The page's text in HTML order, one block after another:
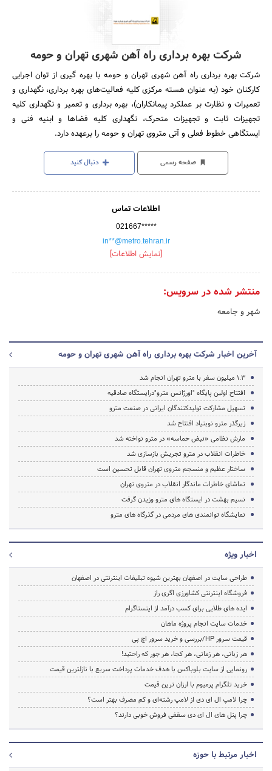
شرکت بهره برداری راه آهن شهری تهران و حومه
شرکت بهره برداری راه آهن شهری تهران و حومه با بهره گیری از توان اجرایی
کارکنان خود (به عنوان هسته مرکزی کلیه فعالیت‌های بهره برداری، نگهداری و
تعمیرات و نظارت بر عملکرد پیمانکاران)، بهره برداری و تعمیر و نگهداری کلیه
تجهیزات ثابت و تجهیزات متحرک، نگهداری کلیه فضا‌ها و ابنیه فنی و
ایستگاهی خطوط فعلی و آتی متروی تهران و حومه را برعهده دارد.
صفحه رسمی دنبال کنید
اطلاعات تماس
021667*****
in**@metro.tehran.ir
[نمایش اطلاعات]
منتشر شده در سرویس:
شهر و جامعه
آخرین اخبار شرکت بهره برداری راه آهن شهری تهران و حومه
1.3 میلیون سفر با مترو تهران انجام شد
افتتاح اولین پایگاه "اورژانس مترو"درایستگاه صادقیه
تسهیل مشارکت تولیدکنندگان ایرانی در صنعت مترو
زیرگذر مترو نوبنیاد افتتاح شد
مارش نظامی «نبض حماسه» در مترو نواخته شد
خاطرات انقلاب در مترو تجریش بازسازی شد
ساختار عظیم و منسجم متروی تهران قابل تحسین است
تماشای خاطرات ماندگار انقلاب در متروی تهران
نسیم بهشت در ایستگاه های مترو وزیدن گرفت
نمایشگاه توانمندی های مردمی در گذرگاه های مترو
اخبار ویژه
طراحی سایت در اصفهان بهترین شیوه تبلیغات اینترنتی در اصفهان
فروشگاه اینترنتی کشاورزی اگری راز
ایده های طلایی برای کسب درآمد از اینستاگرام
خدمات سایت انجام پروژه ماهان
قیمت سرور HP/بررسی و خرید سرور اچ پی
هر زبانی، هر زمانی، هر کجا، هر جور که راحتید!
رونمایی از سایت بلوباکس با هدف خدمات پرداخت سریع با نازلترین قیمت
خرید تلگرام پرمیوم با ارزان ترین قیمت
چرا لامپ ال ای دی از لامپ رشته‌ای و کم مصرف بهتر است؟
چرا پنل های ال ای دی سقفی فروش خوبی دارند؟
اخبار مرتبط با حوزه